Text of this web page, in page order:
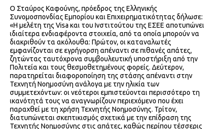
Ο Σταύρος Καφούνης, πρόεδρος της Ελληνικής
Συνομοσπονδίας Εμπορίου και Επιχειρηματικότητας δήλωσε:
«Η μελέτη της Visa και του Ινστιτούτου της ΕΣΕΕ αποτυπώνει
ιδιαίτερα ενδιαφέροντα στοιχεία, από τα οποία μπορούν να
διακριθούν τα ακόλουθα: Πρώτον, οι καταναλωτές
εμφανίζονται σε εγρήγορση απέναντι σε πιθανές απάτες,
ζητώντας ταυτόχρονα συμβουλευτική υποστήριξη από την
Πολιτεία και τους θεσμοθετημένους φορείς. Δεύτερον,
παρατηρείται διαφοροποίηση της στάσης απέναντι στην
Τεχνητή Νοημοσύνη ανάλογα με την ηλικία των
συμμετεχόντων: οι νεότεροι εμπιστεύονται περισσότερο τη
ικανότητά τους να αναγνωρίζουν περιεχόμενο που έχει
παραχθεί με τη χρήση Τεχνητής Νοημοσύνης. Τρίτον,
διατυπώνεται σκεπτικισμός σχετικά με την επίδραση της
Τεχνητής Νοημοσύνης στις απάτες, καθώς περίπου τέσσερις